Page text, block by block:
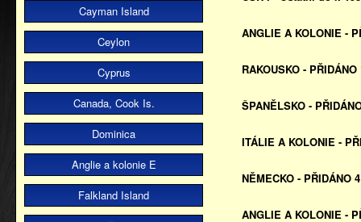
Cayman Island
Ceylon
Cyprus
Canada, Cook Is.
Dominica
Anglie a kolonie E
Falkland Island
ANGLIE A KOLONIE -
RAKOUSKO -
ŠPANĚLSKO -
ITÁLIE A KOLONIE -
NĚMECKO - PŘIDÁNO
ANGLIE A KOLONIE -